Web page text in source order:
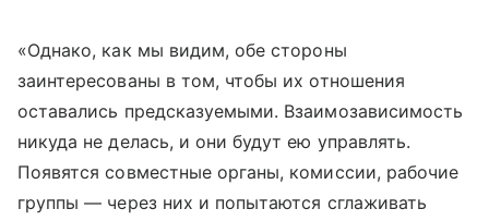
«Однако, как мы видим, обе стороны
заинтересованы в том, чтобы их отношения
оставались предсказуемыми. Взаимозависимость
никуда не делась, и они будут ею управлять.
Появятся совместные органы, комиссии, рабочие
группы — через них и попытаются сглаживать